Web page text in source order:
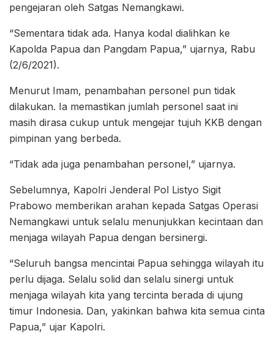
pengejaran oleh Satgas Nemangkawi.
“Sementara tidak ada. Hanya kodal dialihkan ke
Kapolda Papua dan Pangdam Papua,” ujarnya, Rabu
(2/6/2021).
Menurut Imam, penambahan personel pun tidak
dilakukan. Ia memastikan jumlah personel saat ini
masih dirasa cukup untuk mengejar tujuh KKB dengan
pimpinan yang berbeda.
“Tidak ada juga penambahan personel,” ujarnya.
Sebelumnya, Kapolri Jenderal Pol Listyo Sigit
Prabowo memberikan arahan kepada Satgas Operasi
Nemangkawi untuk selalu menunjukkan kecintaan dan
menjaga wilayah Papua dengan bersinergi.
“Seluruh bangsa mencintai Papua sehingga wilayah itu
perlu dijaga. Selalu solid dan selalu sinergi untuk
menjaga wilayah kita yang tercinta berada di ujung
timur Indonesia. Dan, yakinkan bahwa kita semua cinta
Papua,” ujar Kapolri.